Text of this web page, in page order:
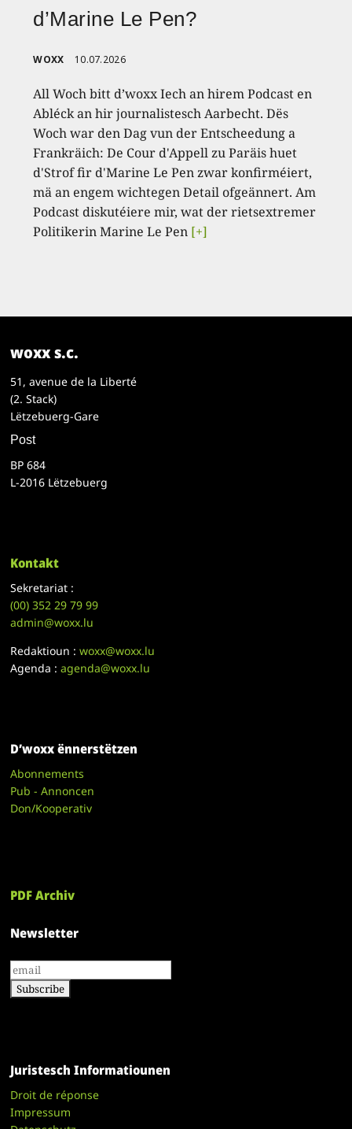
d’Marine Le Pen?
WOXX 10.07.2026
All Woch bitt d’woxx Iech an hirem Podcast en
Abléck an hir journalistesch Aarbecht. Dës
Woch war den Dag vun der Entscheedung a
Frankräich: De Cour d'Appell zu Paräis huet
d'Strof fir d'Marine Le Pen zwar konfirméiert,
mä an engem wichtegen Detail ofgeännert. Am
Podcast diskutéiere mir, wat der rietsextremer
Politikerin Marine Le Pen [+]
woxx s.c.
51, avenue de la Liberté
(2. Stack)
Lëtzebuerg-Gare
Post
BP 684
L-2016 Lëtzebuerg
Kontakt
Sekretariat :
(00)352 29 79 99
admin@woxx.lu
Redaktioun :woxx@woxx.lu
Agenda :agenda@woxx.lu
D’woxx ënnerstëtzen
Abonnements
Pub - Annoncen
Don/Kooperativ
PDF Archiv
Newsletter
Juristesch Informatiounen
Droit de réponse
Impressum